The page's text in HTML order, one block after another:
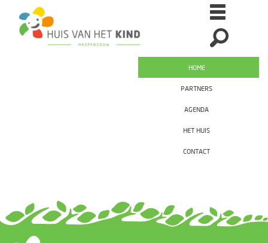
HOME
PARTNERS
AGENDA
HET HUIS
CONTACT